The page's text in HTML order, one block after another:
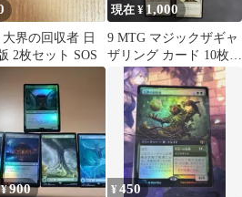
界の回収者 日
2枚セット SOS
現在 ¥1,000
9 MTG マジックザギャ
ザリング カード 10枚セ
ット日本語版
900 ¥450